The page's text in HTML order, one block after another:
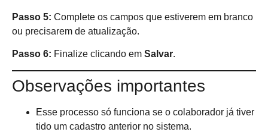
Passo 5: Complete os campos que estiverem em branco
ou precisarem de atualização.
Passo 6: Finalize clicando em Salvar.
Observações importantes
Esse processo só funciona se o colaborador já tiver
tido um cadastro anterior no sistema.